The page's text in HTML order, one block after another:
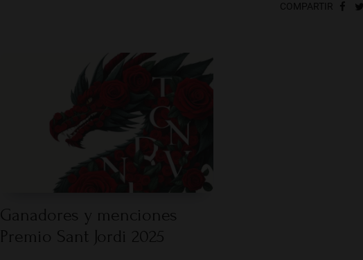
Ganadores y menciones
Premio Sant Jordi 2025
COMPARTIR